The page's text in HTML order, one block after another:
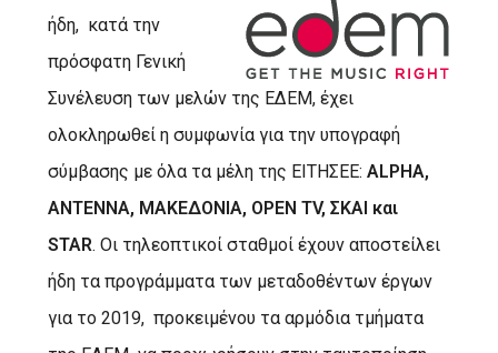
ήδη, κατά την
πρόσφατη Γενική
Συνέλευση των μελών της ΕΔΕΜ, έχει
ολοκληρωθεί η συμφωνία για την υπογραφή
σύμβασης με όλα τα μέλη της ΕΙΤΗΣΕΕ:ALPHA,
ANTENNA, ΜΑΚΕΔΟΝΙΑ, OPEN TV, ΣΚΑΙ και
STAR. Οι τηλεοπτικοί σταθμοί έχουν αποστείλει
ήδη τα προγράμματα των μεταδοθέντων έργων
για το 2019, προκειμένου τα αρμόδια τμήματα